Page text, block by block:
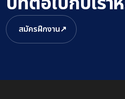
สมัครฝึกงาน↗